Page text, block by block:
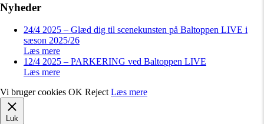
Nyheder
24/4 2025 – Glæd dig til scenekunsten på Baltoppen LIVE i
sæson 2025/26
Læs mere
12/4 2025 – PARKERING ved Baltoppen LIVE
Læs mere
Vi bruger cookies OK Reject Læs mere
Luk